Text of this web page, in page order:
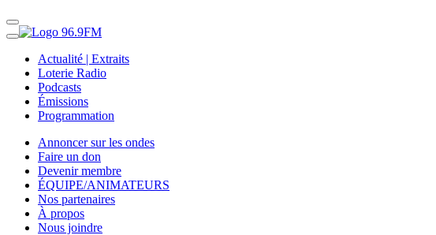
Actualité | Extraits
Loterie Radio
Podcasts
Émissions
Programmation
Annoncer sur les ondes
Faire un don
Devenir membre
ÉQUIPE/ANIMATEURS
Nos partenaires
À propos
Nous joindre